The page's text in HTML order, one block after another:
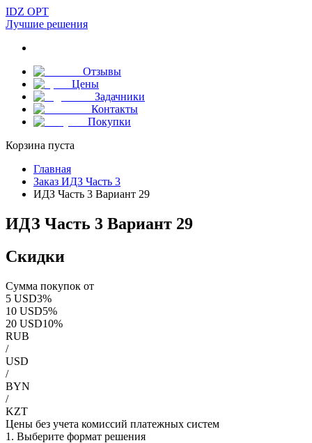
IDZ OPT
Лучшие решения
Отзывы
Цены
Задачники
Контакты
Покупки
Корзина пуста
Главная
Заказ ИДЗ Часть 3
ИДЗ Часть 3 Вариант 29
ИДЗ Часть 3 Вариант 29
Скидки
Сумма покупок от
5 USD3%
10 USD5%
20 USD10%
RUB
/
USD
/
BYN
/
KZT
Цены без учета комиссий платежных систем
1. Выберите формат решения